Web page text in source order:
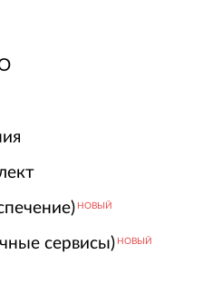
НОВЫЙ
сервисы) НОВЫЙ